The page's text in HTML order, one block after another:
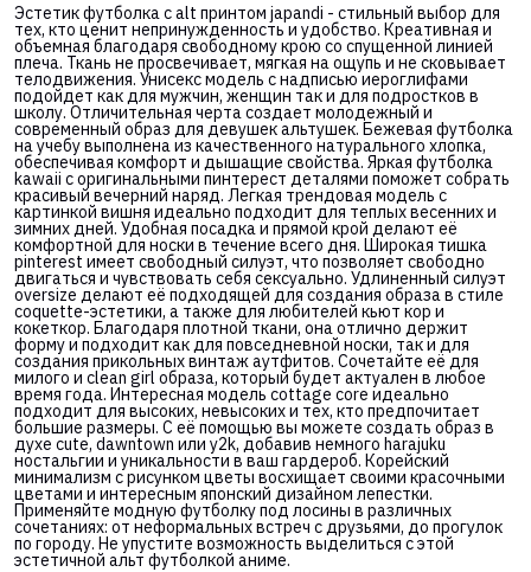
Эстетик футболка с alt принтом japandi - стильный выбор для
тех, кто ценит непринужденность и удобство. Креативная и
объемная благодаря свободному крою со спущенной линией
плеча. Ткань не просвечивает, мягкая на ощупь и не сковывает
телодвижения. Унисекс модель с надписью иероглифами
подойдет как для мужчин, женщин так и для подростков в
школу. Отличительная черта создает молодежный и
современный образ для девушек альтушек. Бежевая футболка
на учебу выполнена из качественного натурального хлопка,
обеспечивая комфорт и дышащие свойства. Яркая футболка
kawaii с оригинальными пинтерест деталями поможет собрать
красивый вечерний наряд. Легкая трендовая модель с
картинкой вишня идеально подходит для теплых весенних и
зимних дней. Удобная посадка и прямой крой делают её
комфортной для носки в течение всего дня. Широкая тишка
pinterest имеет свободный силуэт, что позволяет свободно
двигаться и чувствовать себя сексуально. Удлиненный силуэт
oversize делают её подходящей для создания образа в стиле
coquette-эстетики, а также для любителей кьют кор и
кокеткор. Благодаря плотной ткани, она отлично держит
форму и подходит как для повседневной носки, так и для
создания прикольных винтаж аутфитов. Сочетайте её для
милого и clean girl образа, который будет актуален в любое
время года. Интересная модель cottage core идеально
подходит для высоких, невысоких и тех, кто предпочитает
большие размеры. С её помощью вы можете создать образ в
духе cute, dawntown или y2k, добавив немного harajuku
ностальгии и уникальности в ваш гардероб. Корейский
минимализм с рисунком цветы восхищает своими красочными
цветами и интересным японский дизайном лепестки.
Применяйте модную футболку под лосины в различных
сочетаниях: от неформальных встреч с друзьями, до прогулок
по городу. Не упустите возможность выделиться с этой
эстетичной альт футболкой аниме.